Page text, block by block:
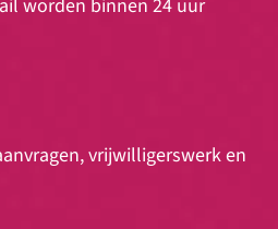
worden binnen 24 uur
vrijwilligerswerk en